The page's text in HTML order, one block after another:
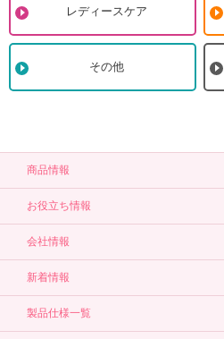
レディースケア
その他
商品情報
お役立ち情報
会社情報
新着情報
製品仕様一覧